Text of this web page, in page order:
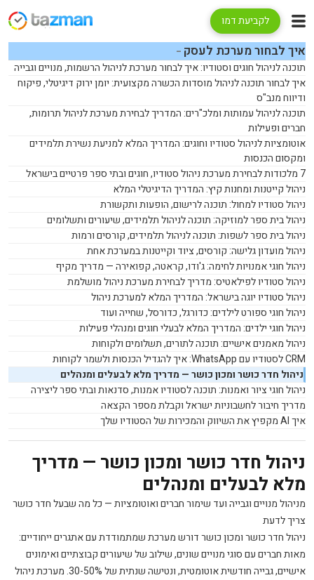
לקביעת דמו
איך לבחור מערכת לעסק
תוכנה לניהול חוגים וסטודיו: איך לבחור מערכת לניהול הרשמות, מנויים וגבייה
איך לבחור תוכנה לניהול מוסדות הכשרה מקצועית: יומן ירוק דיגיטלי, פיקוח
ודיווח מנב"ס
תוכנה לניהול עמותות ומלכ"רים: המדריך לבחירת מערכת לניהול תרומות,
חברים ופעילות
אוטומציות לניהול סטודיו וחוגים: המדריך המלא למניעת נשירת תלמידים
ומקסום הכנסות
7 מלכודות לבחירת מערכת ניהול סטודיו, חוגים ובתי ספר פרטיים בישראל
ניהול קייטנות ומחנות קיץ: המדריך הדיגיטלי המלא
ניהול סטודיו למחול: תוכנה לרישום, הופעות ותקשורת
ניהול בית ספר למוזיקה: תוכנה לניהול תלמידים, שיעורים ותשלומים
ניהול בית ספר לשפות: תוכנה לניהול תלמידים, קורסים ורמות
ניהול מועדון גלישה: קורסים, ציוד וקייטנות במערכת אחת
ניהול חוגי אמנויות לחימה: ג'ודו, קראטה, קפואירה — מדריך מקיף
ניהול סטודיו לפילאטיס: מדריך לבחירת מערכת ניהול מושלמת
ניהול סטודיו יוגה בישראל: המדריך המלא למערכת ניהול
ניהול חוגי ספורט לילדים: כדורגל, כדורסל, שחייה ועוד
ניהול חוגי ילדים: המדריך המלא לבעלי חוגים ומנהלי פעילות
ניהול מאמנים אישיים: תוכנה לתורים, תשלומים ולקוחות
CRMלסטודיו עםWhatsApp: איך להגדיל הכנסות ולשמר לקוחות
ניהול חדר כושר ומכון כושר — מדריך מלא לבעלים ומנהלים
ניהול חוגי ציור ואמנות: תוכנה לסטודיו אמנות, סדנאות ובתי ספר ליצירה
מדריך חיבור לחשבוניות ישראל וקבלת מספר הקצאה
איךAIמקפיץ את השיווק והמכירות של הסטודיו שלך
ניהול חדר כושר ומכון כושר — מדריך
מלא לבעלים ומנהלים
מניהול מנויים וגבייה ועד שימור חברים ואוטומציות — כל מה שבעל חדר כושר
צריך לדעת
ניהול חדר כושר ומכון כושר דורש מערכת שמתמודדת עם אתגרים ייחודיים:
מאות חברים עם סוגי מנויים שונים, שילוב של שיעורים קבוצתיים ואימונים
אישיים, גבייה חודשית אוטומטית, ונטישה שנתית של 30-50%. מערכת ניהול